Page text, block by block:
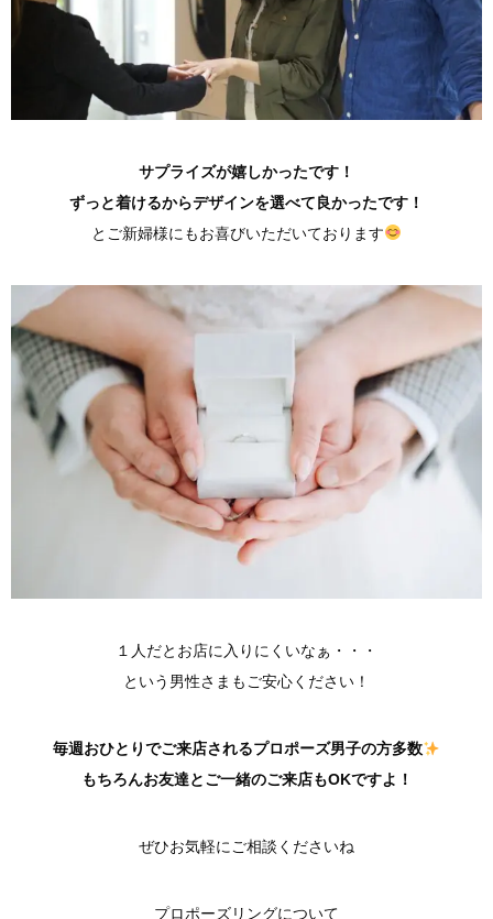
サプライズが嬉しかったです！
ずっと着けるからデザインを選べて良かったです！
とご新婦様にもお喜びいただいております
１人だとお店に入りにくいなぁ・・・
という男性さまもご安心ください！
毎週おひとりでご来店されるプロポーズ男子の方多数
もちろんお友達とご一緒のご来店もOKですよ！
ぜひお気軽にご相談くださいね
プロポーズリングについて